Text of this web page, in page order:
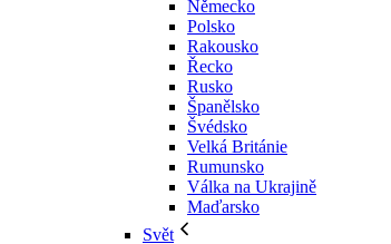
Německo
Polsko
Rakousko
Řecko
Rusko
Španělsko
Švédsko
Velká Británie
Rumunsko
Válka na Ukrajině
Maďarsko
Svět